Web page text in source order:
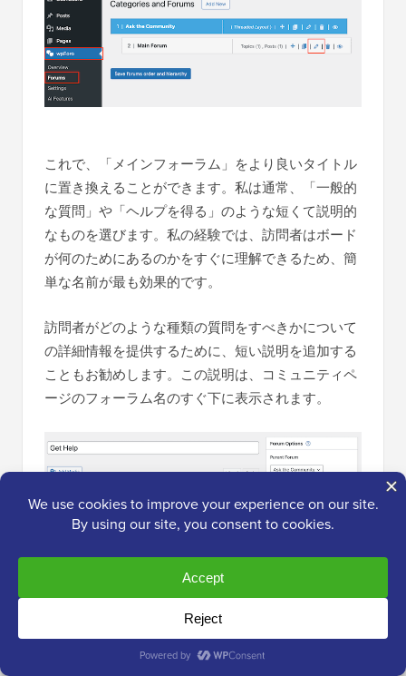
これで、「メインフォーラム」をより良いタイトル
に置き換えることができます。私は通常、「一般的
な質問」や「ヘルプを得る」のような短くて説明的
なものを選びます。私の経験では、訪問者はボード
が何のためにあるのかをすぐに理解できるため、簡
単な名前が最も効果的です。
訪問者がどのような種類の質問をすべきかについて
の詳細情報を提供するために、短い説明を追加する
こともお勧めします。この説明は、コミュニティペ
ージのフォーラム名のすぐ下に表示されます。